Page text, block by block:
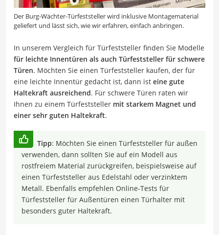
Der Burg-Wächter-Türfeststeller wird inklusive Montagematerial
geliefert und lässt sich, wie wir erfahren, einfach anbringen.
In unserem Vergleich für Türfeststeller finden Sie Modelle
für leichte Innentüren als auch Türfeststeller für schwere
Türen. Möchten Sie einen Türfeststeller kaufen, der für
eine leichte Innentür gedacht ist, dann ist eine gute
Haltekraft ausreichend. Für schwere Türen raten wir
Ihnen zu einem Türfeststeller mit starkem Magnet und
einer sehr guten Haltekraft.
Tipp: Möchten Sie einen Türfeststeller für außen
verwenden, dann sollten Sie auf ein Modell aus
rostfreiem Material zurückgreifen, beispielsweise auf
einen Türfeststeller aus Edelstahl oder verzinktem
Metall. Ebenfalls empfehlen Online-Tests für
Türfeststeller für Außentüren einen Türhalter mit
besonders guter Haltekraft.